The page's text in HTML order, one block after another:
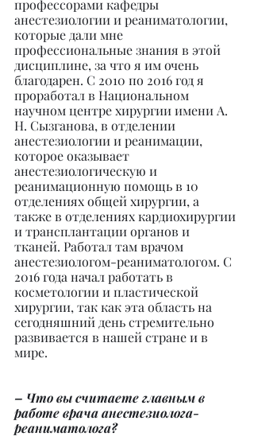
профессорами кафедры
анестезиологии и реаниматологии,
которые дали мне
профессиональные знания в этой
дисциплине, за что я им очень
благодарен. С 2010 по 2016 год я
проработал в Национальном
научном центре хирургии имени А.
Н. Сызганова, в отделении
анестезиологии и реанимации,
которое оказывает
анестезиологическую и
реанимационную помощь в 10
отделениях общей хирургии, а
также в отделениях кардиохирургии
и трансплантации органов и
тканей. Работал там врачом
анестезиологом-реаниматологом. С
2016 года начал работать в
косметологии и пластической
хирургии, так как эта область на
сегодняшний день стремительно
развивается в нашей стране и в
мире.
– Что вы считаете главным в
работе врача анестезиолога-
реаниматолога?